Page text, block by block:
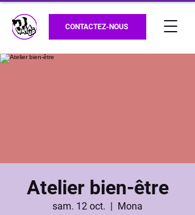
CONTACTEZ-NOUS
Atelier bien-être
sam. 12 oct.
  |
Mona